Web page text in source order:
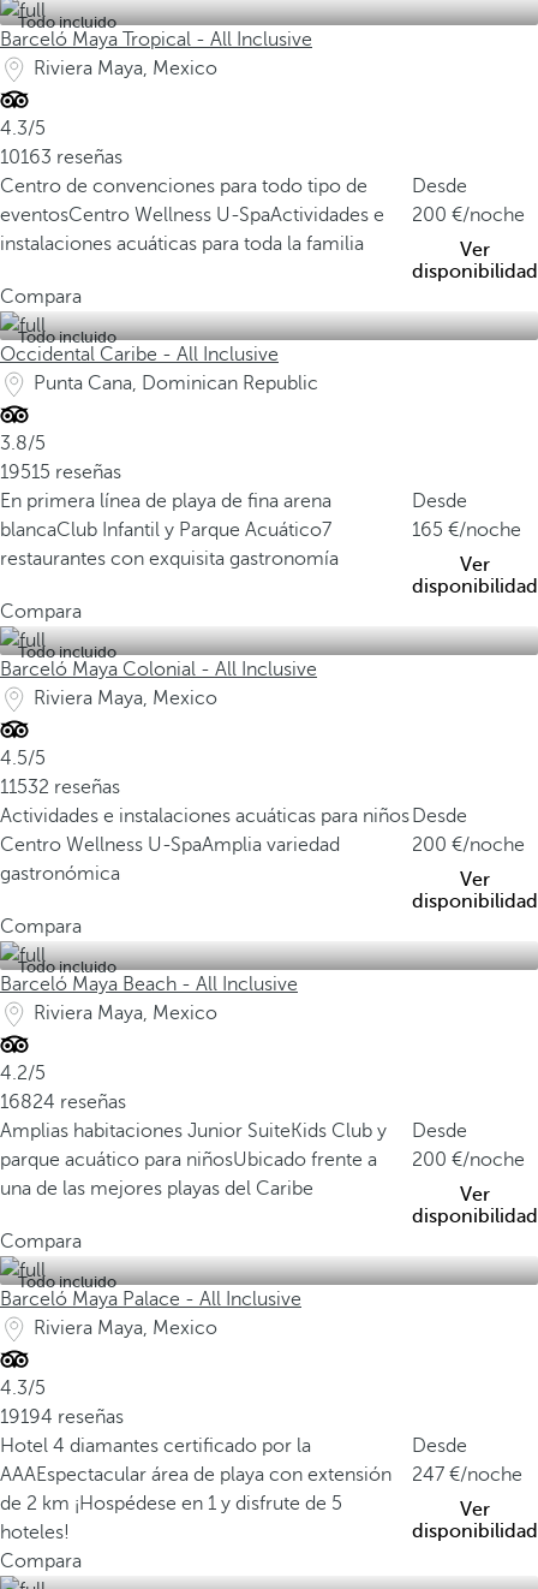
Todo incluido
Barceló Maya Tropical - All Inclusive
Riviera Maya, Mexico
4.3/5
10163 reseñas
Centro de convenciones para todo tipo de
eventosCentro Wellness U-SpaActividades e
instalaciones acuáticas para toda la familia
Desde
200
/noche
Ver
disponibilidad
Compara
Todo incluido
Occidental Caribe - All Inclusive
Punta Cana, Dominican Republic
3.8/5
19515 reseñas
En primera línea de playa de fina arena
blancaClub Infantil y Parque Acuático7
restaurantes con exquisita gastronomía
Desde
165
/noche
Ver
disponibilidad
Compara
Todo incluido
Barceló Maya Colonial - All Inclusive
Riviera Maya, Mexico
4.5/5
11532 reseñas
Actividades e instalaciones acuáticas para niños
Centro Wellness U-SpaAmplia variedad
gastronómica
Desde
200
/noche
Ver
disponibilidad
Compara
Todo incluido
Barceló Maya Beach - All Inclusive
Riviera Maya, Mexico
4.2/5
16824 reseñas
Amplias habitaciones Junior SuiteKids Club y
parque acuático para niñosUbicado frente a
una de las mejores playas del Caribe
Desde
200
/noche
Ver
disponibilidad
Compara
Todo incluido
Barceló Maya Palace - All Inclusive
Riviera Maya, Mexico
4.3/5
19194 reseñas
Hotel 4 diamantes certificado por la
AAAEspectacular área de playa con extensión
de 2 km ¡Hospédese en 1 y disfrute de 5
hoteles!
Desde
247
/noche
Ver
disponibilidad
Compara